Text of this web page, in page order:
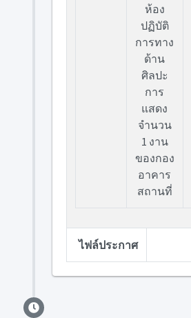
ห้อง
ปฏิบัติ
การทาง
ด้าน
ศิลปะ
การ
แสดง
จำนวน
1 งาน
ของกอง
อาคาร
สถานที่
ไฟล์ประกาศ